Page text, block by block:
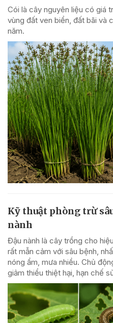
Cói là cây nguyên liệu có giá
vùng đất ven biển, đất bãi và
năm.
Kỹ thuật phòng trừ
nành
Đậu nành là cây trồng cho
rất mẫn cảm với sâu bệnh,
nóng ẩm, mưa nhiều. Chủ
giảm thiểu thiệt hại, hạn chế